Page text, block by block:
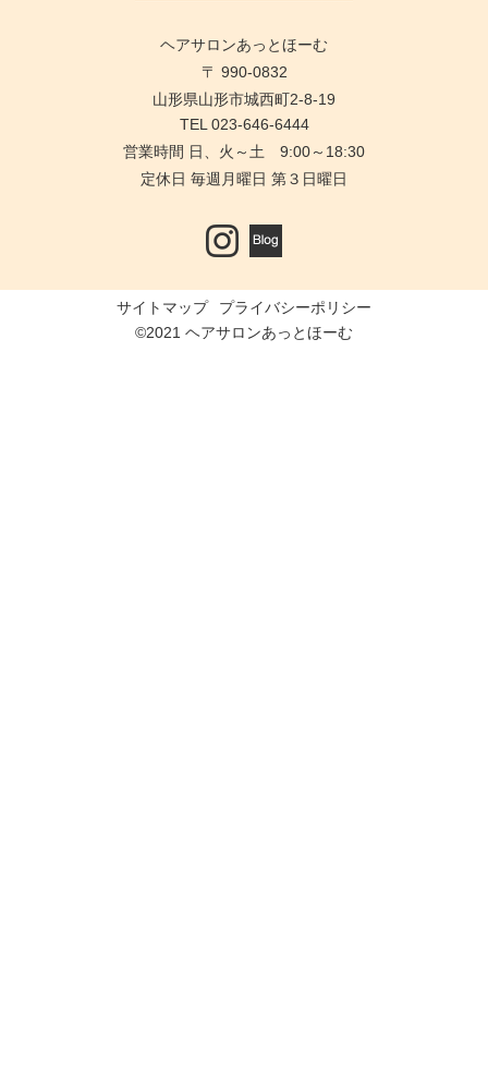
ヘアサロンあっとほーむ
〒 990-0832
山形県山形市城西町2-8-19
TEL 023-646-6444
営業時間 日、火～土 9:00～18:30
定休日 毎週月曜日 第３日曜日
サイトマップ
プライバシーポリシー
©2021 ヘアサロンあっとほーむ